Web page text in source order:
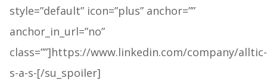
style=”default” icon=”plus” anchor=””
anchor_in_url=”no”
class=””]https://www.linkedin.com/company/alltic-
s-a-s-[/su_spoiler]